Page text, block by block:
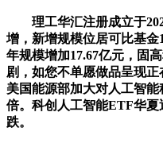
理工华汇注册成立于
增，新增规模位居可比基
年规模增加17.67亿元，固
剧，如您不单愿做品呈现
美国能源部加大对人工智
倍。科创人工智能ETF华
跌。